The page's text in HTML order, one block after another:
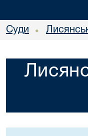
Суди •